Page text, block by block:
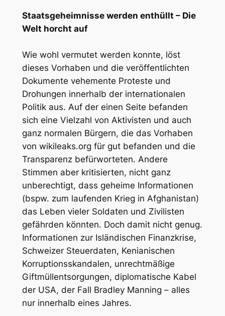
Staatsgeheimnisse werden enthüllt – Die
Welt horcht auf
Wie wohl vermutet werden konnte, löst
dieses Vorhaben und die veröffentlichten
Dokumente vehemente Proteste und
Drohungen innerhalb der internationalen
Politik aus. Auf der einen Seite befanden
sich eine Vielzahl von Aktivisten und auch
ganz normalen Bürgern, die das Vorhaben
von wikileaks.org für gut befanden und die
Transparenz befürworteten. Andere
Stimmen aber kritisierten, nicht ganz
unberechtigt, dass geheime Informationen
(bspw. zum laufenden Krieg in Afghanistan)
das Leben vieler Soldaten und Zivilisten
gefährden könnten. Doch damit nicht genug.
Informationen zur Isländischen Finanzkrise,
Schweizer Steuerdaten, Kenianischen
Korruptionsskandalen, unrechtmäßige
Giftmüllentsorgungen, diplomatische Kabel
der USA, der Fall Bradley Manning – alles
nur innerhalb eines Jahres.